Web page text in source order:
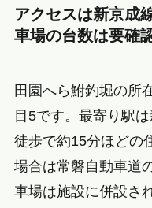
アクセスは新京成
車場の台数は要確
田園へら鮒釣堀の所
目5です。最寄り駅
徒歩で約15分ほどの
場合は常磐自動車道
車場は施設に併設さ